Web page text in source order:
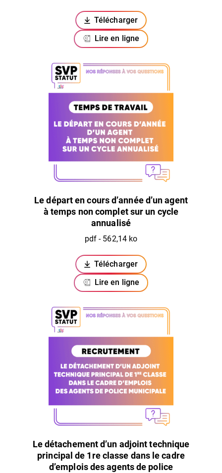
Télécharger
(ouverture dans un nouvel
Lire en ligne
Le départ en cours d’année d’un agent
à temps non complet sur un cycle
annualisé
pdf - 562,14 ko
Télécharger
(ouverture dans un nouvel
Lire en ligne
Le détachement d’un adjoint technique
principal de 1re classe dans le cadre
d’emplois des agents de police